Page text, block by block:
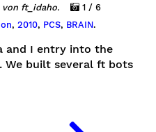
von ft_idaho.
1 / 6
, 2010, PCS, BRAIN.
and I entry into the
We built several ft bots